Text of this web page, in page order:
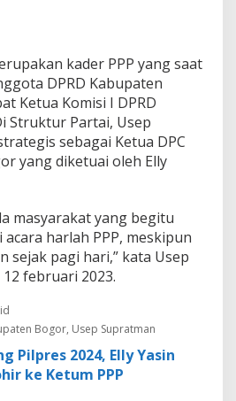
kader PPP yang saat
DPRD Kabupaten
Ketua Komisi I DPRD
Struktur Partai, Usep
sebagai Ketua DPC
yang diketuai oleh Elly
masyarakat yang begitu
harlah PPP, meskipun
sejak pagi hari,” kata Usep
februari 2023.
Bogor, Usep Supratman
Pilpres 2024, Elly Yasin
ke Ketum PPP